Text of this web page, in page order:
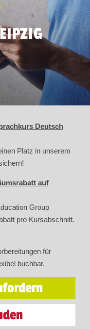
Deutsch
Platz in unserem
auf
Group
pro Kursabschnitt.
für
buchbar.